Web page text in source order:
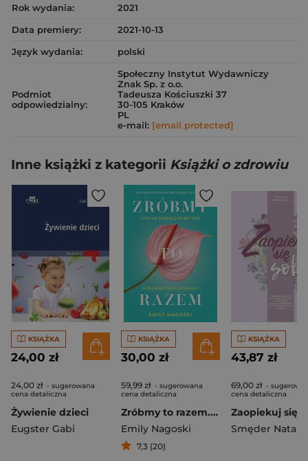
Rok wydania:
2021
Data premiery:
2021-10-13
Język wydania:
polski
Podmiot
odpowiedzialny:
Społeczny Instytut Wydawniczy
Znak Sp. z o.o.
Tadeusza Kościuszki 37
30-105 Kraków
PL
e-mail: [email protected]
Inne książki z kategorii Książki o zdrowiu
KSIĄŻKA
24,00 zł
24,00 zł - sugerowana
cena detaliczna
Żywienie dzieci
Eugster Gabi
KSIĄŻKA
30,00 zł
59,99 zł - sugerowana
cena detaliczna
Zróbmy to razem. Czyli jak zadbać o dobry seks w długoletnich związkach
Emily Nagoski
7,3 (20)
KSIĄŻKA
43,87 zł
69,00 zł -
cena detaliczna
Smęder Natalia